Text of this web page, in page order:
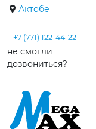
Актобе
+7 (771) 122-44-22
не смогли
дозвониться?